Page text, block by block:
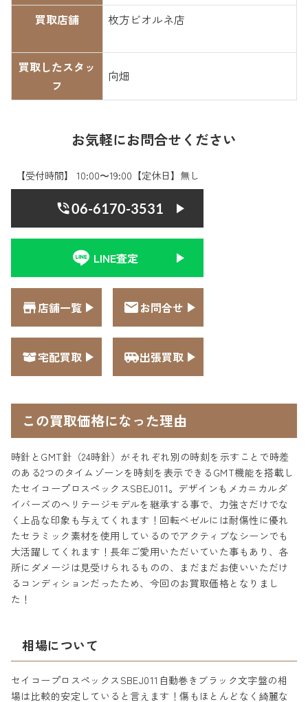
買取店舗
枚方ビオルネ店
買取したスタッ
フ
向畑
お気軽にお問合せください
【受付時間】 10:00〜19:00【定休日】無し
06-6170-3531
LINE査定
店舗一覧 お問合せ
宅配買取 出張買取
この買取価格になった理由
時針とGMT針（24時針）がそれぞれ別の時刻を示すことで時差
のある2つのタイムゾーンを時刻を表示できるGMT機能を搭載し
たセイコープロスペックスSBEJ011。デザインもメカニカルダ
イバーズのヘリテージモデルを継承する事で、力強さだけでな
く上品な印象も与えてくれます！回転ベゼルには耐傷性に優れ
たセラミック素材を使用しているのでアクティブなシーンでも
大活躍してくれます！長年ご愛用いただいていた事もあり、各
所にダメージは見受けられるものの、まだまだお使いいただけ
るコンディションだったため、今回のお買取価格となりまし
た！
相場について
セイコープロスペックスSBEJ011自動巻きブラック文字盤の相
場は比較的安定していると言えます！傷もほとんどなく綺麗な